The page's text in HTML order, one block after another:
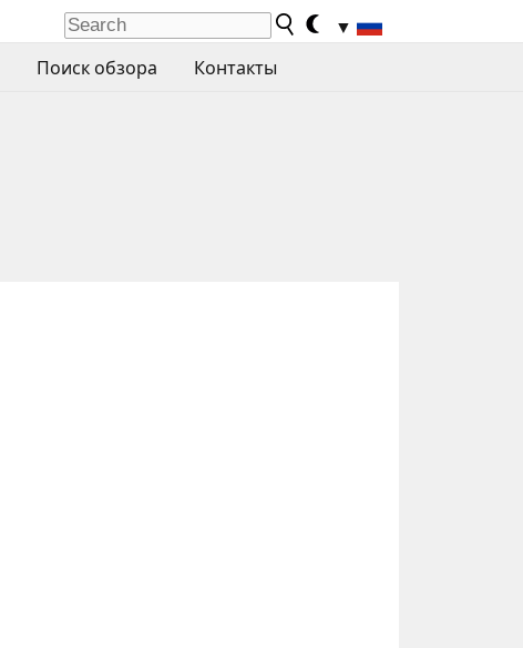
▼
Поиск обзора Контакты